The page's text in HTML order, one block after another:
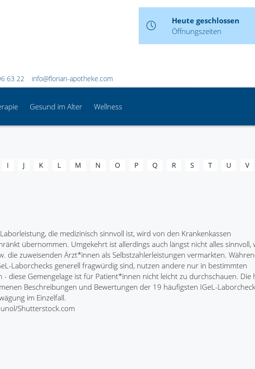
Heute geschlossen
Öffnungszeiten
63 22 info@florian-apotheke.com
Gesund im Alter Wellness
I J K L M N O P Q R S T U V
die medizinisch sinnvoll ist, wird von den Krankenkassen
übernommen. Umgekehrt ist allerdings auch längst nicht alles sinnvoll,
die zuweisenden Ärzt*innen als Selbstzahlerleistungen vermarkten.
Laborchecks generell fragwürdig sind, nutzen andere nur in bestimmten
- diese Gemengelage ist für Patient*innen nicht leicht zu durchschauen. Die
Beschreibungen und Bewertungen der 19 häufigsten IGeL-
im Einzelfall.
Shutterstock.com